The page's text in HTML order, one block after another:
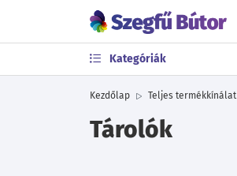
Kategóriák
Kezdőlap Teljes termékkínálat
Tárolók